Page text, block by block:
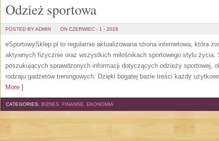
Odzież sportowa
POSTED BY ADMIN ON CZERWIEC - 1 - 2026
eSportowySklep.pl to regularnie aktualizowana strona internetowa, która
aktywnych fizycznie oraz wszystkich miłośnikach sportowego stylu życia.
poszukujących sprawdzonych informacji dotyczących odzieży sportowej,
rodzaju gadżetów treningowych. Dzięki bogatej bazie treści każdy
More ]
CATEGORIES: BIZNES, FINANSE, EKONOMIA